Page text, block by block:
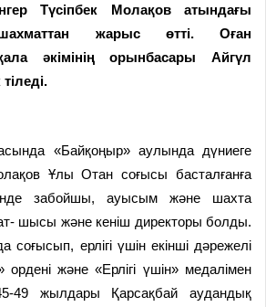
Түсіпбек Молақов атындағы
жарыс өтті. Оған
әкімінің орынбасары Айгүл
.
«Байқоңыр» аулында дүниеге
Ұлы Отан соғысы басталғанға
забойшы, ауысым және шахта
шысы және кеніш директоры болды.
соғысып, ерлігі үшін екінші дәрежелі
және «Ерлігі үшін» медалімен
49 жылдары Қарсақбай аудандық